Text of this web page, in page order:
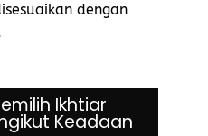
dengan
Ikhtiar
Keadaan